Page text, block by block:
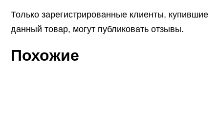
Только зарегистрированные клиенты, купившие
данный товар, могут публиковать отзывы.
Похожие